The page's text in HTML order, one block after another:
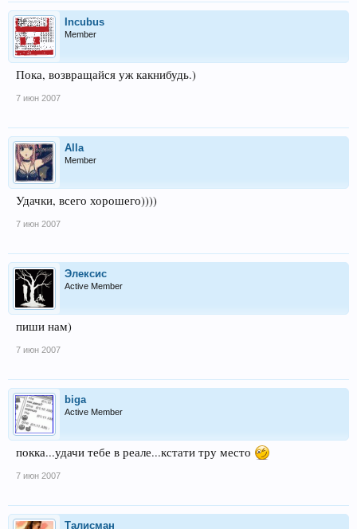
Inсubus
Member
Пока, возвращайся уж какнибудь.)
7 июн 2007
Alla
Member
Удачки, всего хорошего))))
7 июн 2007
Элексис
Active Member
пиши нам)
7 июн 2007
biga
Active Member
покка...удачи тебе в реале...кстати тру место
7 июн 2007
Талисман